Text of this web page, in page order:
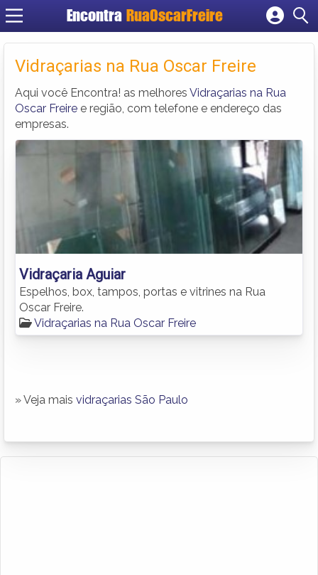
Encontra RuaOscarFreire
Cadastrar empresa
Criar conta
Vidraçarias na Rua Oscar Freire
Aqui você Encontra! as melhores Vidraçarias na Rua
Oscar Freire e região, com telefone e endereço das
empresas.
Vidraçaria Aguiar
Espelhos, box, tampos, portas e vitrines na Rua
Oscar Freire.
Vidraçarias na Rua Oscar Freire
» Veja mais vidraçarias São Paulo